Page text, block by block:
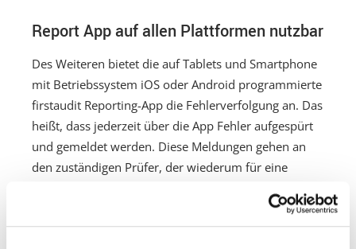
Report App auf allen Plattformen nutzbar
Des Weiteren bietet die auf Tablets und Smartphone
mit Betriebssystem iOS oder Android programmierte
firstaudit Reporting-App die Fehlerverfolgung an. Das
heißt, dass jederzeit über die App Fehler aufgespürt
und gemeldet werden. Diese Meldungen gehen an
den zuständigen Prüfer, der wiederum für eine
behält die Reports im Blick und kann im Analytics
Bereich sehen, wie hoch der Umsatz an häufig